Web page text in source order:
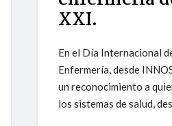
XXI.
En el Día Internacional
Enfermería, desde
un reconocimiento a
los sistemas de salud,